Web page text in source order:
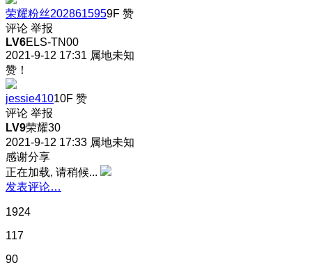
荣耀粉丝2028615959F 赞
评论 举报
LV6ELS-TN00
2021-9-12 17:31 属地未知
赞！
jessie41010F 赞
评论 举报
LV9荣耀30
2021-9-12 17:33 属地未知
感谢分享
正在加载, 请稍候...
发表评论…
1924
117
90